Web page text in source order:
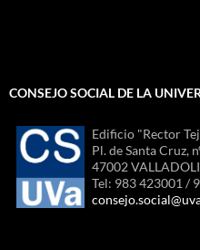
CONSEJO SOCIAL DE LA
Edificio "Rector
Pl. de Santa Cruz,
47002
Tel: 983 423001 /